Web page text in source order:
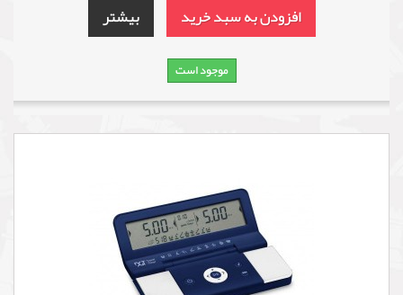
افزودن به سبد خرید بیشتر
موجود است